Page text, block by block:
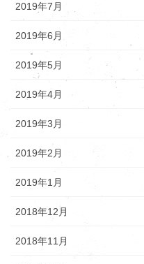
2019年7月
2019年6月
2019年5月
2019年4月
2019年3月
2019年2月
2019年1月
2018年12月
2018年11月